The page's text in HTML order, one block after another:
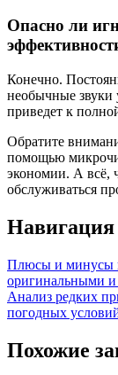
Опасно ли
Конечно.
необычные звуки
приведет к
Обратите
помощью
экономии. А всё,
обслуживаться
Навигация
Плюсы и минусы
оригинальными и
Анализ редких
погодных
Похожие